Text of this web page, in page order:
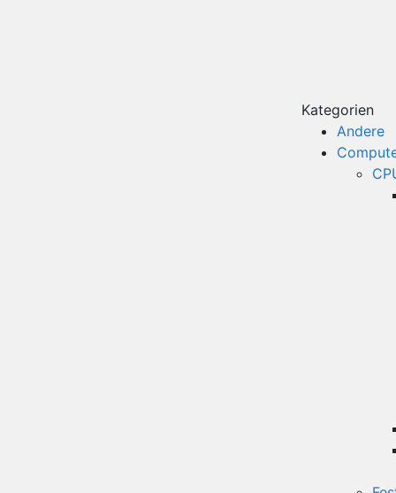
Kategorien
Andere